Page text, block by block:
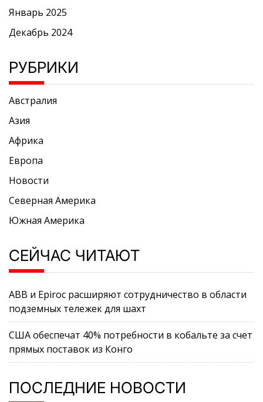
Январь 2025
Декабрь 2024
РУБРИКИ
Австралия
Азия
Африка
Европа
Новости
Северная Америка
Южная Америка
СЕЙЧАС ЧИТАЮТ
ABB и Epiroc расширяют сотрудничество в области
подземных тележек для шахт
США обеспечат 40% потребности в кобальте за счет
прямых поставок из Конго
ПОСЛЕДНИЕ НОВОСТИ